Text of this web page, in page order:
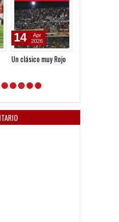
Un clásico muy Rojo
14
Apr
2026